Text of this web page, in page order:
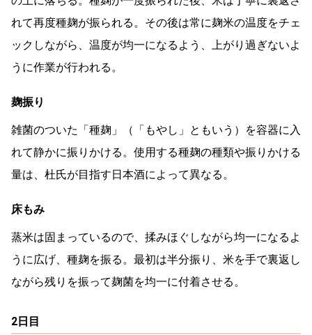
れて再度種麹が振られる。その後は常に麹米の温度をチェ
ックしながら、温度が均一になるよう、上がり過ぎないよ
うに作業が行われる。
麹振り
雑菌のついた「種麹」（「もやし」ともいう）を容器に入
れて静かに振りかける。使用する種麹の種類や振りかける
量は、杜氏が目指す日本酒によって異なる。
床もみ
蒸米は固まっているので、揉みほぐしながら均一になるよ
うに広げ、種麹を振る。最初は半分振り、米を手で裏返し
ながら残りを振って麹菌を均一に付着させる。
2日目